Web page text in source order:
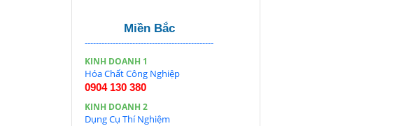
Miền Bắc
----------------------------------------------
KINH DOANH 1
Hóa Chất Công Nghiệp
0904 130 380
KINH DOANH 2
Dụng Cụ Thí Nghiệm